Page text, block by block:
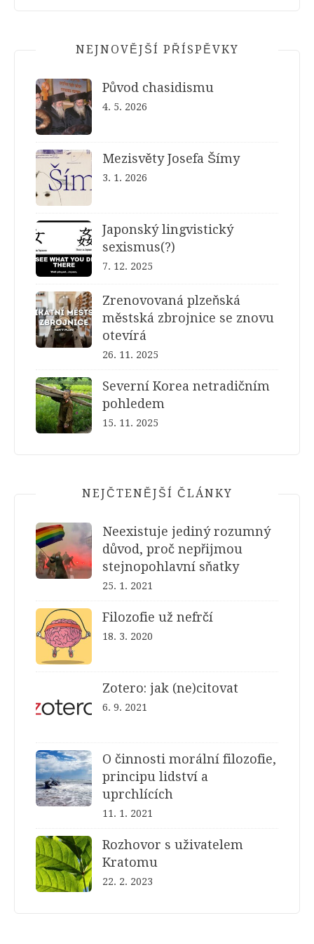
NEJNOVĚJŠÍ PŘÍSPĚVKY
Původ chasidismu
4. 5. 2026
Mezisvěty Josefa Šímy
3. 1. 2026
Japonský lingvistický
sexismus(?)
7. 12. 2025
Zrenovovaná plzeňská
městská zbrojnice se znovu
otevírá
26. 11. 2025
Severní Korea netradičním
pohledem
15. 11. 2025
NEJČTENĚJŠÍ ČLÁNKY
Neexistuje jediný rozumný
důvod, proč nepřijmou
stejnopohlavní sňatky
25. 1. 2021
Filozofie už nefrčí
18. 3. 2020
Zotero: jak (ne)citovat
6. 9. 2021
O činnosti morální filozofie,
principu lidství a
uprchlících
11. 1. 2021
Rozhovor s uživatelem
Kratomu
22. 2. 2023